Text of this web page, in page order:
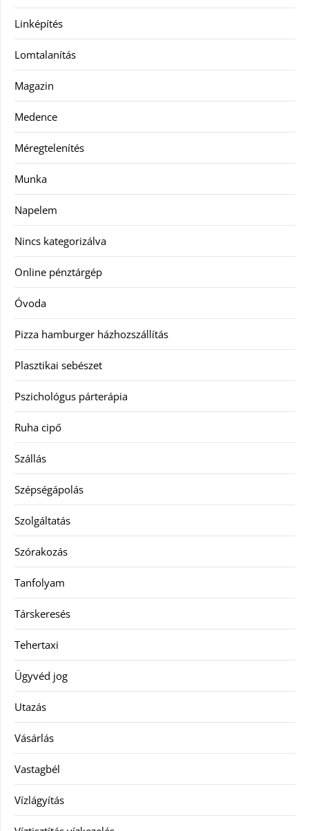
Linképítés
Lomtalanítás
Magazin
Medence
Méregtelenítés
Munka
Napelem
Nincs kategorizálva
Online pénztárgép
Óvoda
Pizza hamburger házhozszállítás
Plasztikai sebészet
Pszichológus párterápia
Ruha cipő
Szállás
Szépségápolás
Szolgáltatás
Szórakozás
Tanfolyam
Társkeresés
Tehertaxi
Ügyvéd jog
Utazás
Vásárlás
Vastagbél
Vízlágyítás